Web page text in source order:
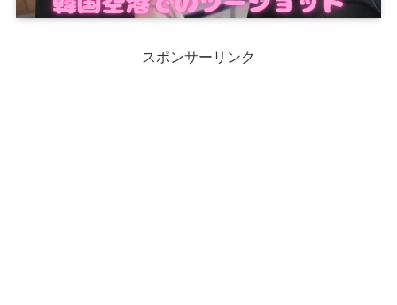
スポンサーリンク